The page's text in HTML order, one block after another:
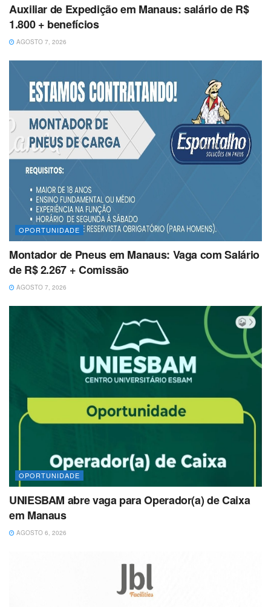
Auxiliar de Expedição em Manaus: salário de R$
1.800 + benefícios
AGOSTO 7, 2026
OPORTUNIDADE
Montador de Pneus em Manaus: Vaga com Salário
de R$ 2.267 + Comissão
AGOSTO 7, 2026
OPORTUNIDADE
UNIESBAM abre vaga para Operador(a) de Caixa
em Manaus
AGOSTO 6, 2026